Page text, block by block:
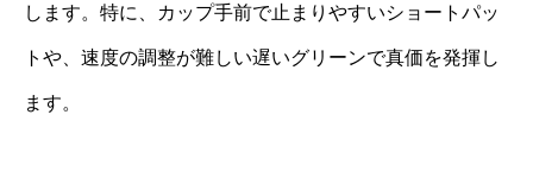
します。特に、カップ手前で止まりやすいショートパッ
トや、速度の調整が難しい遅いグリーンで真価を発揮し
ます。